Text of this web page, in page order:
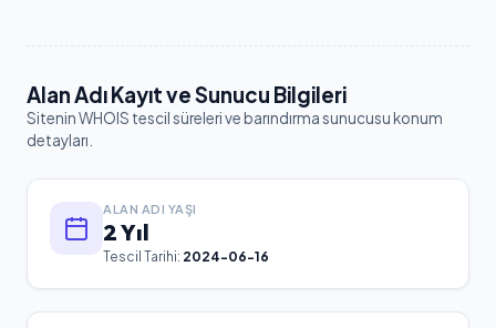
Alan Adı Kayıt ve Sunucu Bilgileri
Sitenin WHOIS tescil süreleri ve barındırma sunucusu konum
detayları.
ALAN ADI YAŞI
2 Yıl
Tescil Tarihi: 2024-06-16